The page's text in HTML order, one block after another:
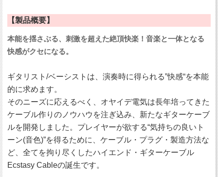
【製品概要】
本能を揺さぶる、刺激を超えた絶頂快楽！音楽と一体となる
快感がクセになる。
ギタリスト/ベーシストは、演奏時に得られる”快感“を本能
的に求めます。
そのニーズに応えるべく、オヤイデ電気は長年培ってきた
ケーブル作りのノウハウを注ぎ込み、新たなギターケーブ
ルを開発しました。プレイヤーが欲する“気持ちの良いト
ーン(音色)”を得るために、ケーブル・プラグ・製造方法な
ど、全てを拘り尽くしたハイエンド・ギターケーブル
Ecstasy Cableの誕生です。